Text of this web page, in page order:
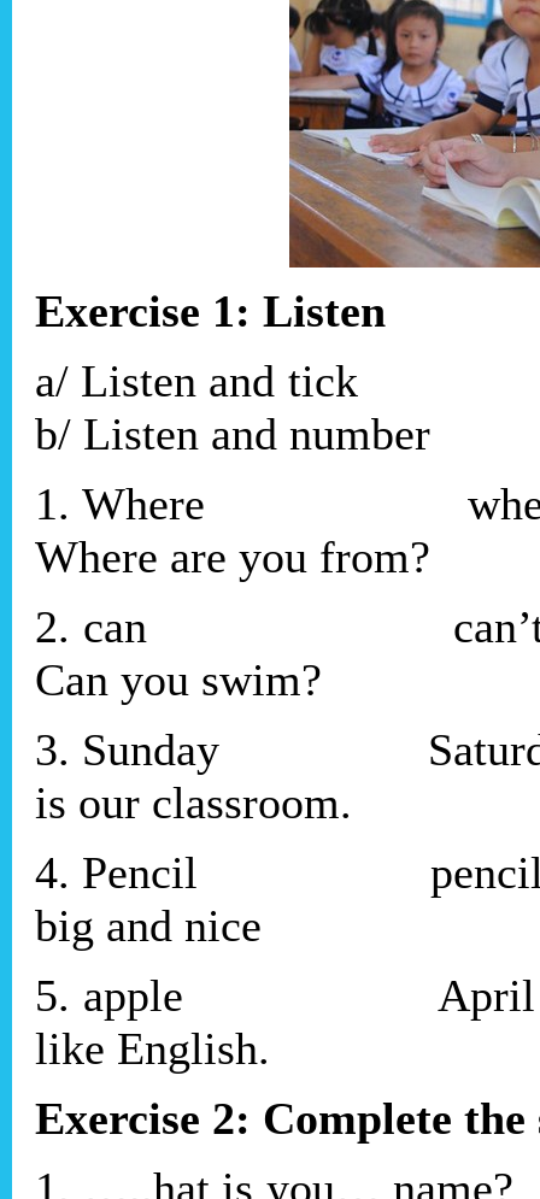
Exercise 1: Listen
a/
b/ Listen and number
1.
Where are you from?
2. can
Can you swim?
3. Sunday
is our classroom.
4. Pencil
big and nice
5. apple
like English.
Exercise 2: Complete the
1. …..hat is